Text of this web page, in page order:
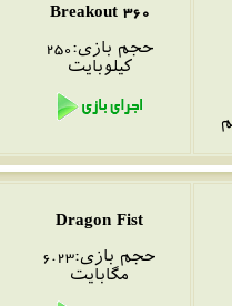
Breakout 360
حجم بازی:250
کیلوبایت
Dragon Fist
حجم بازی:6.23
مگابایت